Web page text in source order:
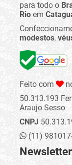
para todo o
Rio em
modestos,
Feito com
50.313.193
Araujo Sesso
CNPJ
(11)
Newsletter